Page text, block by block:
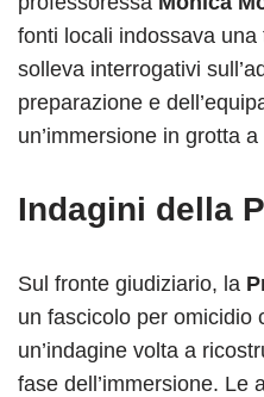
fonti locali indossava
solleva interrogativi
preparazione e
un’immersione in grotta
Indagini della
Sul fronte giudiziario, la
un fascicolo per omicidio
un’indagine volta a
fase dell’immersione. Le